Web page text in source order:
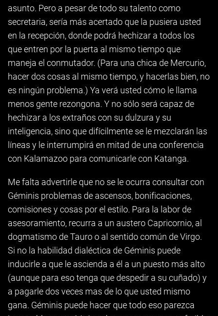
asunto. Pero a pesar de todo su talento como
secretaria, sería más acertado que la pusiera usted
en la recepción, donde podrá hechizar a todos los
que entren por la puerta al mismo tiempo que
maneja el conmutador. (Para una chica de Mercurio,
hacer dos cosas al mismo tiempo, y hacerlas bien, no
es ningún problema.) Ya verá usted cómo le llama
menos gente rezongona. Y no sólo será capaz de
hechizar a los extraños con su dulzura y su
inteligencia, sino que difícilmente se le mezclarán las
líneas y le interrumpirá en mitad de una conferencia
con Kalamazoo para comunicarle con Katanga.
Me falta advertirle que no se le ocurra consultar con
Géminis problemas de ascensos, bonificaciones,
comisiones y cosas por el estilo. Para la labor de
asesoramiento, recurra a un austero Capricornio, al
dogmatismo de Tauro o al sentido común de Virgo.
Si no la habilidad dialéctica de Géminis puede
inducirle a que le ascienda a él a un puesto más alto
(aunque para eso tenga que despedir a su cuñado) y
a pagarle dos veces mas de lo que usted mismo
gana. Géminis puede hacer que todo eso parezca